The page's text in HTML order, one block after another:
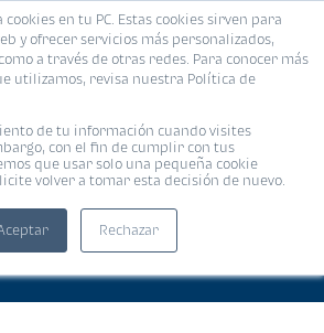
en tu PC. Estas cookies sirven para
y ofrecer servicios más personalizados,
a través de otras redes. Para conocer más
utilizamos, revisa nuestra Política de
de tu información cuando visites
con el fin de cumplir con tus
que usar solo una pequeña cookie
volver a tomar esta decisión de nuevo.
Rechazar
MENÚ